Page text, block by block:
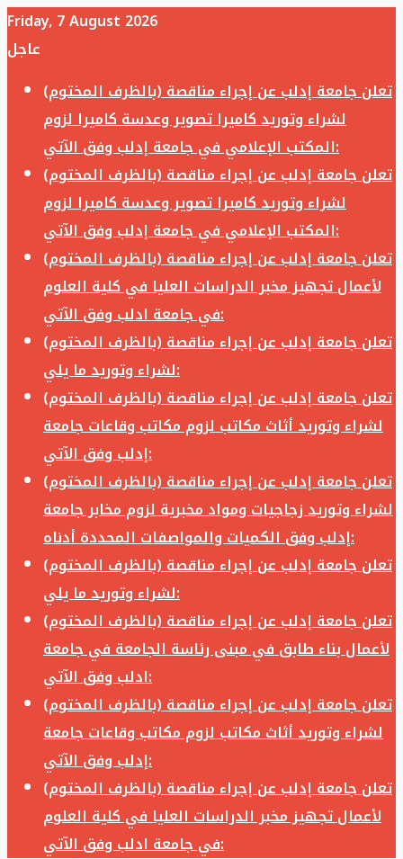
Friday, 7 August 2026
عاجل
تعلن جامعة إدلب عن إجراء مناقصة (بالظرف المختوم)
لشراء وتوريد كاميرا تصوير وعدسة كاميرا لزوم
المكتب الإعلامي في جامعة إدلب وفق الآتي:
تعلن جامعة إدلب عن إجراء مناقصة (بالظرف المختوم)
لشراء وتوريد كاميرا تصوير وعدسة كاميرا لزوم
المكتب الإعلامي في جامعة إدلب وفق الآتي:
تعلن جامعة إدلب عن إجراء مناقصة (بالظرف المختوم)
لأعمال تجهيز مخبر الدراسات العليا في كلية العلوم
في جامعة ادلب وفق الآتي:
تعلن جامعة إدلب عن إجراء مناقصة (بالظرف المختوم)
لشراء وتوريد ما يلي:
تعلن جامعة إدلب عن إجراء مناقصة (بالظرف المختوم)
لشراء وتوريد أثاث مكاتب لزوم مكاتب وقاعات جامعة
إدلب وفق الآتي:
تعلن جامعة إدلب عن إجراء مناقصة (بالظرف المختوم)
لشراء وتوريد زجاجيات ومواد مخبرية لزوم مخابر جامعة
إدلب وفق الكميات والمواصفات المحددة أدناه:
تعلن جامعة إدلب عن إجراء مناقصة (بالظرف المختوم)
لشراء وتوريد ما يلي:
تعلن جامعة إدلب عن إجراء مناقصة (بالظرف المختوم)
لأعمال بناء طابق في مبنى رئاسة الجامعة في جامعة
ادلب وفق الآتي:
تعلن جامعة إدلب عن إجراء مناقصة (بالظرف المختوم)
لشراء وتوريد أثاث مكاتب لزوم مكاتب وقاعات جامعة
إدلب وفق الآتي:
تعلن جامعة إدلب عن إجراء مناقصة (بالظرف المختوم)
لأعمال تجهيز مخبر الدراسات العليا في كلية العلوم
في جامعة ادلب وفق الآتي: